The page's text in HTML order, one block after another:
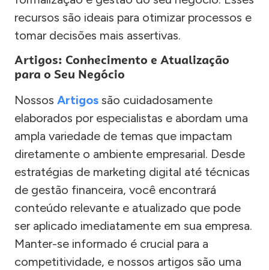
recursos são ideais para otimizar processos e
tomar decisões mais assertivas.
Artigos: Conhecimento e Atualização
para o Seu Negócio
Nossos Artigos são cuidadosamente
elaborados por especialistas e abordam uma
ampla variedade de temas que impactam
diretamente o ambiente empresarial. Desde
estratégias de marketing digital até técnicas
de gestão financeira, você encontrará
conteúdo relevante e atualizado que pode
ser aplicado imediatamente em sua empresa.
Manter-se informado é crucial para a
competitividade, e nossos artigos são uma